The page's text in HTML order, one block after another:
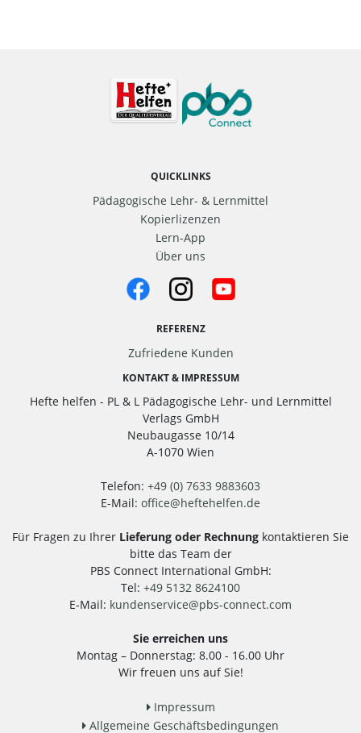
QUICKLINKS
Pädagogische Lehr- & Lernmittel
Kopierlizenzen
Lern-App
Über uns
REFERENZ
Zufriedene Kunden
KONTAKT & IMPRESSUM
Hefte helfen - PL & L Pädagogische Lehr- und Lernmittel
Verlags GmbH
Neubaugasse 10/14
A-1070 Wien
Telefon: +49 (0) 7633 9883603
E-Mail: office@heftehelfen.de
Für Fragen zu Ihrer Lieferung oder Rechnung kontaktieren Sie
bitte das Team der
PBS Connect International GmbH:
Tel: +49 5132 8624100
E-Mail: kundenservice@pbs-connect.com
Sie erreichen uns
Montag – Donnerstag: 8.00 - 16.00 Uhr
Wir freuen uns auf Sie!
Impressum
Allgemeine Geschäftsbedingungen